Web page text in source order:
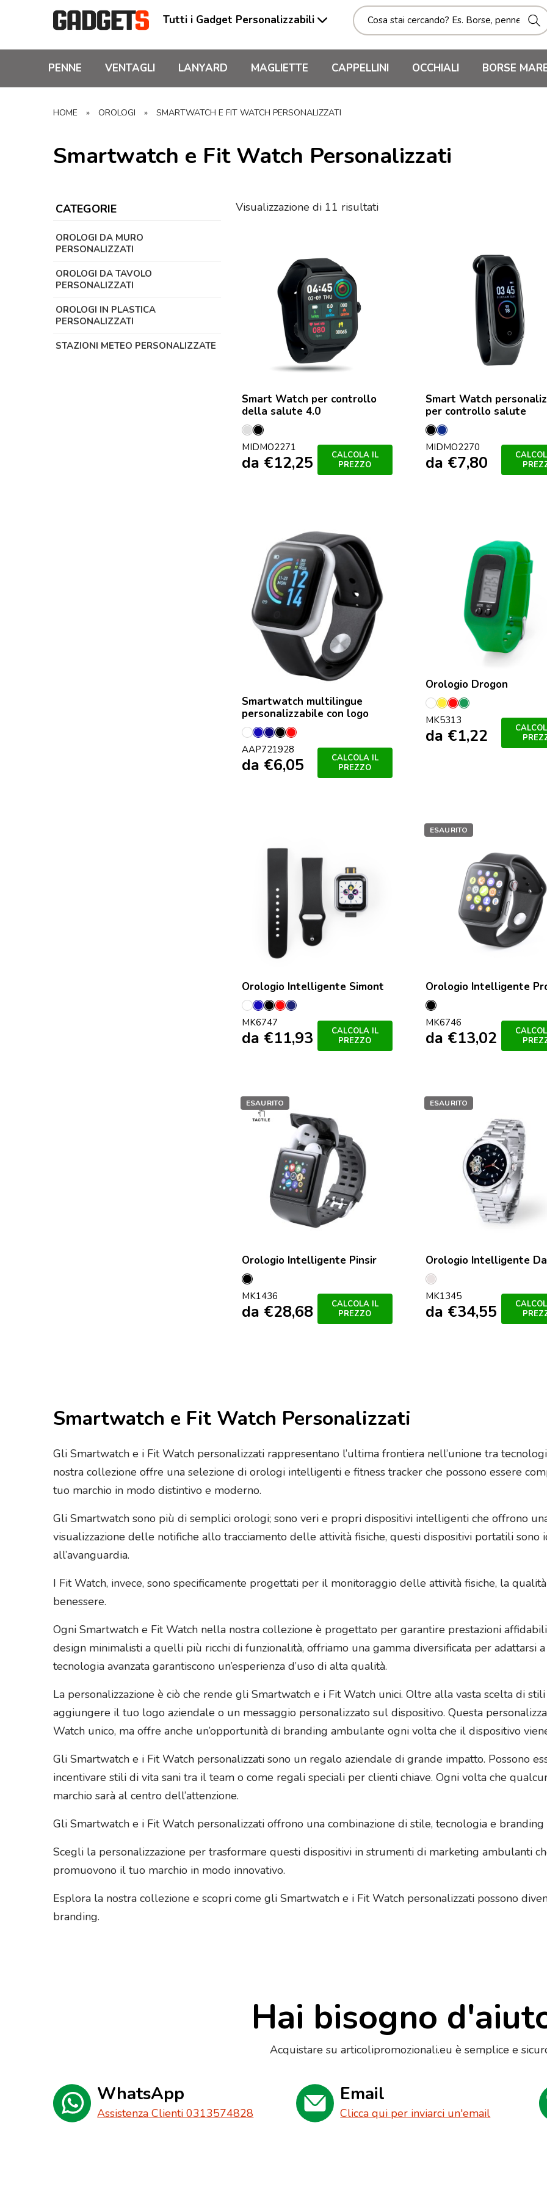
Tutti i Gadget Personalizzabili
PENNE VENTAGLI LANYARD MAGLIETTE CAPPELLINI OCCHIALI BORSE
HOME » OROLOGI » SMARTWATCH E FIT WATCH PERSONALIZZATI
Smartwatch e Fit Watch Personalizzati
CATEGORIE
OROLOGI DA MURO
PERSONALIZZATI
OROLOGI DA TAVOLO
PERSONALIZZATI
OROLOGI IN PLASTICA
PERSONALIZZATI
STAZIONI METEO PERSONALIZZATE
Visualizzazione di 11 risultati
Smart Watch per controllo
della salute 4.0
Argento
Nero
MIDMO2271
da €12,25
CALCOLA IL
PREZZO
Smart Watch
per controllo salute
NeroFrancese
Navy
MIDMO2270
da €7,80
Smartwatch multilingue
personalizzabile con logo
Bianco
BluBlu
Scuro
NeroRosso
AAP721928
da €6,05
CALCOLA IL
PREZZO
Orologio Drogon
Bianco
Giallo
RossoVerde
MK5313
da €1,22
Orologio Intelligente Simont
Bianco
BluNero
RossoMarineo
MK6747
da €11,93
CALCOLA IL
PREZZO
ESAURITO
Orologio Intelligente
Nero
MK6746
da €13,02
ESAURITO
Orologio Intelligente Pinsir
Nero
MK1436
da €28,68
CALCOLA IL
PREZZO
ESAURITO
Orologio Intelligente
Plated
MK1345
da €34,55
Smartwatch e Fit Watch Personalizzati
Gli Smartwatch e i Fit Watch personalizzati rappresentano l’ultima frontiera nell’unione tra
nostra collezione offre una selezione di orologi intelligenti e fitness tracker che possono essere
tuo marchio in modo distintivo e moderno.
Gli Smartwatch sono più di semplici orologi; sono veri e propri dispositivi intelligenti che offrono
visualizzazione delle notifiche allo tracciamento delle attività fisiche, questi dispositivi portatili sono
all’avanguardia.
I Fit Watch, invece, sono specificamente progettati per il monitoraggio delle attività fisiche, la
benessere.
Ogni Smartwatch e Fit Watch nella nostra collezione è progettato per garantire prestazioni
design minimalisti a quelli più ricchi di funzionalità, offriamo una gamma diversificata per adattarsi
tecnologia avanzata garantiscono un’esperienza d’uso di alta qualità.
La personalizzazione è ciò che rende gli Smartwatch e i Fit Watch unici. Oltre alla vasta scelta di
aggiungere il tuo logo aziendale o un messaggio personalizzato sul dispositivo. Questa
Watch unico, ma offre anche un’opportunità di branding ambulante ogni volta che il dispositivo
Gli Smartwatch e i Fit Watch personalizzati sono un regalo aziendale di grande impatto. Possono
incentivare stili di vita sani tra il team o come regali speciali per clienti chiave. Ogni volta che
marchio sarà al centro dell’attenzione.
Gli Smartwatch e i Fit Watch personalizzati offrono una combinazione di stile, tecnologia e branding
Scegli la personalizzazione per trasformare questi dispositivi in strumenti di marketing ambulanti
promuovono il tuo marchio in modo innovativo.
Esplora la nostra collezione e scopri come gli Smartwatch e i Fit Watch personalizzati possono
branding.
Hai bisogno
Acquistare su articolipromozionali.eu è semplice e
WhatsApp
Assistenza Clienti 0313574828
Email
Clicca qui per inviarci un'email